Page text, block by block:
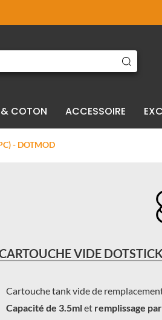
COTON ACCESSOIRE
- DOTMOD
VIDE
Cartouche tank vide de
Capacité de 3.5mlet remplissage